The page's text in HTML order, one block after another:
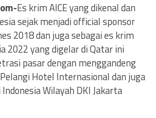
Es krim AICE yang dikenal dan
sejak menjadi official sponsor
2018 dan juga sebagai es krim
2022 yang digelar di Qatar ini
pasar dengan menggandeng
Hotel Internasional dan juga
Wilayah DKI Jakarta